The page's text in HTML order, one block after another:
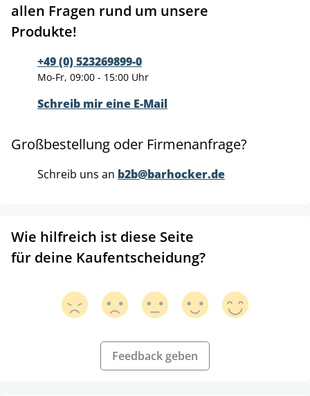
allen Fragen rund um unsere
Produkte!
+49 (0) 523269899-0
Mo-Fr, 09:00 - 15:00 Uhr
Schreib mir eine E-Mail
Großbestellung oder Firmenanfrage?
Schreib uns an b2b@barhocker.de
Wie hilfreich ist diese Seite
für deine Kaufentscheidung?
Feedback geben